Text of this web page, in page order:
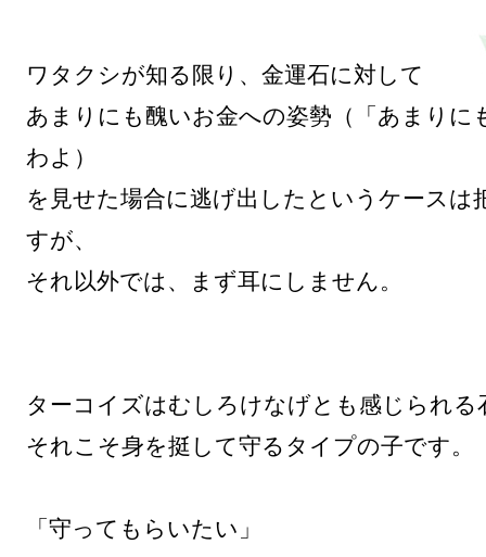
ワタクシが知る限り、金運石に対して
あまりにも醜いお金への姿勢（「あまりに
わよ）
を見せた場合に逃げ出したというケースは
すが、
それ以外では、まず耳にしません。
ターコイズはむしろけなげとも感じられる
それこそ身を挺して守るタイプの子です。
「守ってもらいたい」